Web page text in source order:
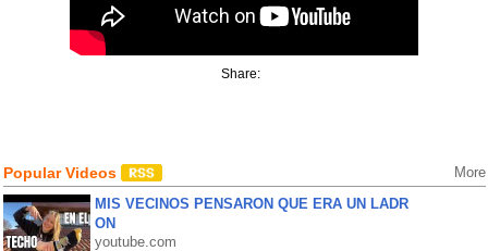
Share:
Popular Videos More
MIS VECINOS PENSARON QUE ERA UN LADR
ON
youtube.com